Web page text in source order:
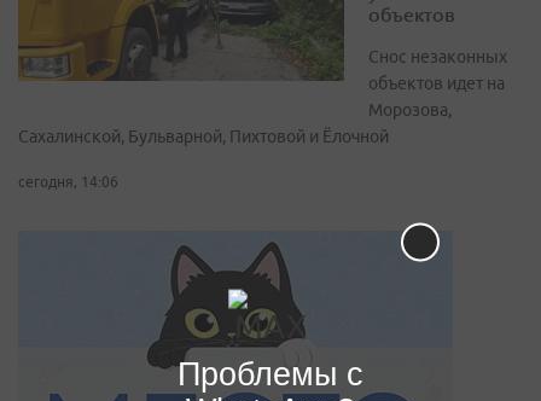
объектов
Снос незаконных
объектов идет на
Морозова,
Сахалинской, Бульварной, Пихтовой и Ёлочной
сегодня, 14:06
Проблемы с